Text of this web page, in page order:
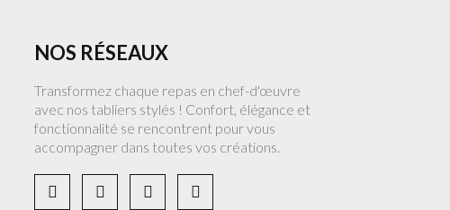
NOS RÉSEAUX
Transformez chaque repas en chef-d'œuvre
avec nos tabliers stylés ! Confort, élégance et
fonctionnalité se rencontrent pour vous
accompagner dans toutes vos créations.